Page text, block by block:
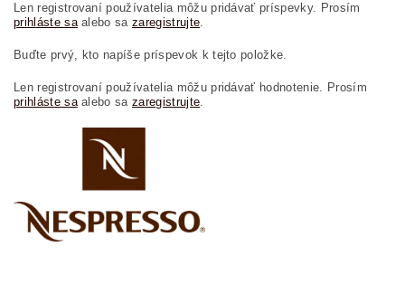
Len registrovaní používatelia môžu pridávať príspevky. Prosím
prihláste saalebo sazaregistrujte.
Buďte prvý, kto napíše príspevok k tejto položke.
Len registrovaní používatelia môžu pridávať hodnotenie. Prosím
prihláste saalebo sazaregistrujte.